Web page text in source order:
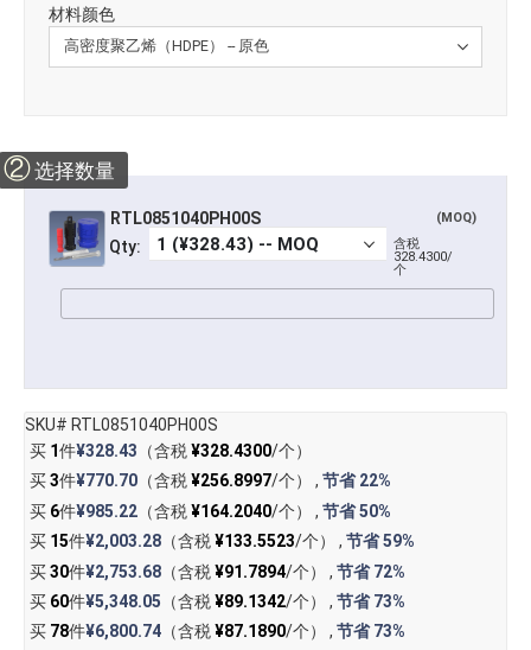
材料颜色
②选择数量
RTL0851040PH00S (MOQ)
Qty:
含税
328.4300/
个
SKU# RTL0851040PH00S
买 1件¥328.43 （含税¥328.4300/个）
买3件¥770.70（含税¥256.8997/个） , 节省22%
买 6件¥985.22（含税¥164.2040/个） , 节省50%
买 15件¥2,003.28（含税¥133.5523/个） , 节省59%
买30件¥2,753.68（含税¥91.7894/个） , 节省72%
买 60件¥5,348.05 （含税¥89.1342/个） , 节省73%
买 78件¥6,800.74（含税¥87.1890/个） , 节省73%